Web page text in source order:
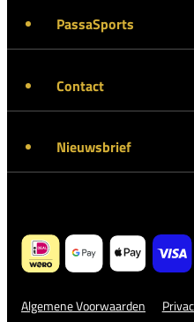
PassaSports
Contact
Nieuwsbrief
Algemene Voorwaarden